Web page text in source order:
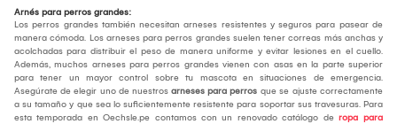
Arnés para perros grandes:
Los perros grandes también necesitan arneses resistentes y seguros para pasear de
manera cómoda. Los arneses para perros grandes suelen tener correas más anchas y
acolchadas para distribuir el peso de manera uniforme y evitar lesiones en el cuello.
Además, muchos arneses para perros grandes vienen con asas en la parte superior
para tener un mayor control sobre tu mascota en situaciones de emergencia.
Asegúrate de elegir uno de nuestros arneses para perros que se ajuste correctamente
a su tamaño y que sea lo suficientemente resistente para soportar sus travesuras. Para
esta temporada en Oechsle.pe contamos con un renovado catálogo de ropa para